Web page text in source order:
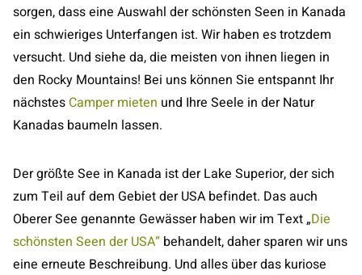
sorgen, dass eine Auswahl der schönsten Seen in Kanada
ein schwieriges Unterfangen ist. Wir haben es trotzdem
versucht. Und siehe da, die meisten von ihnen liegen in
den Rocky Mountains! Bei uns können Sie entspannt Ihr
nächstes Camper mieten und Ihre Seele in der Natur
Kanadas baumeln lassen.
Der größte See in Kanada ist der Lake Superior, der sich
zum Teil auf dem Gebiet der USA befindet. Das auch
Oberer See genannte Gewässer haben wir im Text „Die
schönsten Seen der USA“ behandelt, daher sparen wir uns
eine erneute Beschreibung. Und alles über das kuriose